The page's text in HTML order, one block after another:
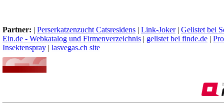
Partner: | Perserkatzenzucht Catsresidens | Link-Joker| Gelistet bei
Ein.de - Webkatalog und Firmenverzeichnis | gelistet bei finde.de |
Insektenspray | lasvegas.ch site